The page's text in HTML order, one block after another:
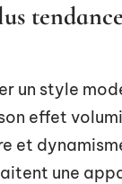
un style
effet
et
une